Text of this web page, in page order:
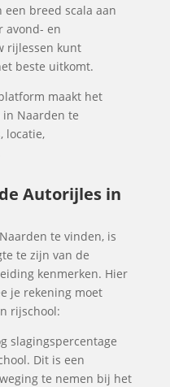
breed scala aan
avond- en
rijlessen kunt
beste uitkomt.
maakt het
Naarden te
locatie,
Autorijles in
te vinden, is
te zijn van de
kenmerken. Hier
je rekening moet
rijschool:
slagingspercentage
Dit is een
te nemen bij het